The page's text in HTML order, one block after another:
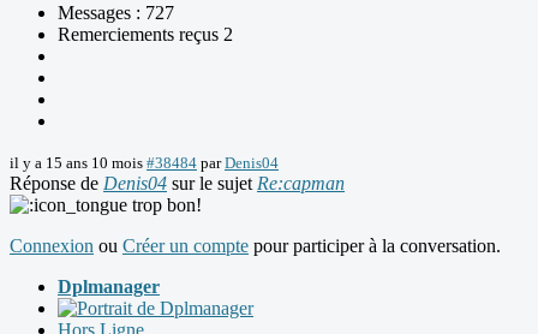
Messages : 727
Remerciements reçus 2
il y a 15 ans 10 mois #38484 parDenis04
Réponse de Denis04 sur le sujet Re:capman
trop bon!
Connexion ou Créer un compte pour participer à la conversation.
Dplmanager
Hors Ligne